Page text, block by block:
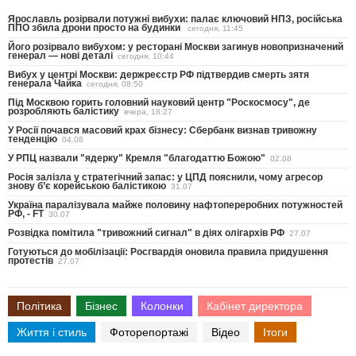
Ярославль розірвали потужні вибухи: палає ключовий НПЗ, російська
ППО збила дрони просто на будинки сегодня, 11:45
Його розірвало вибухом: у ресторані Москви загинув новопризначений
генерал — нові деталі сегодня, 10:44
Вибух у центрі Москви: держреєстр РФ підтвердив смерть зятя
генерала Чайка сегодня, 08:50
Під Москвою горить головний науковий центр "Роскосмосу", де
розробляють балістику вчера, 18:27
У Росії почався масовий крах бізнесу: Сбербанк визнав тривожну
тенденцію 04.08
У РПЦ назвали "ядерку" Кремля "благодаттю Божою" 02.08
Росія залізла у стратегічний запас: у ЦПД пояснили, чому агресор
знову б’є корейською балістикою 31.07
Україна паралізувала майже половину нафтопереробних потужностей
РФ, - FT 30.07
Розвідка помітила "тривожний сигнал" в діях олігархів РФ 27.07
Готуються до мобілізації: Росгвардія оновила правила придушення
протестів 27.07
Політика Бізнес Колонки Кабінет директора
Життя і стиль Фоторепортажі Відео Ітоги